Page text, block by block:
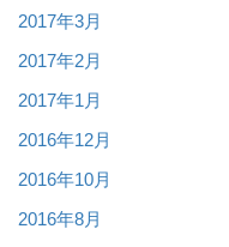
2017年3月
2017年2月
2017年1月
2016年12月
2016年10月
2016年8月